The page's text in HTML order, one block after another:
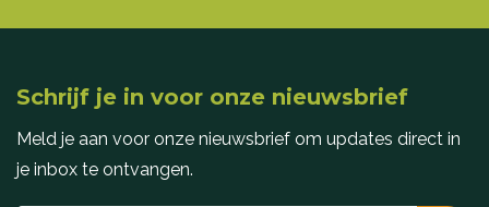
Schrijf je in voor onze nieuwsbrief
Meld je aan voor onze nieuwsbrief om updates direct in
je inbox te ontvangen.